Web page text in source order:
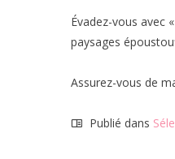
Évadez-vous avec
paysages
Assurez-vous de
Publié dans